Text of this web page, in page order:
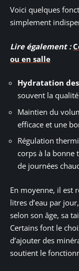
Voici quelques
simplement
Lire également :
ou en salle
Hydratation
souvent la
Maintien du
efficace et une
Régulation
corps à la bonne
de journées
En moyenne, il est
litres d’eau par
selon son âge, sa
Certains font le
d’ajouter des
soutient le